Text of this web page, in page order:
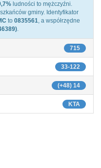
ludności to mężczyźni.
gminy. Identyfikator
to 0835561, a współrzędne
.
715
33-122
(+48) 14
KTA